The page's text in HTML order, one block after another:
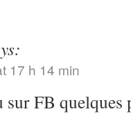
17 h 14 min
sur FB quelques